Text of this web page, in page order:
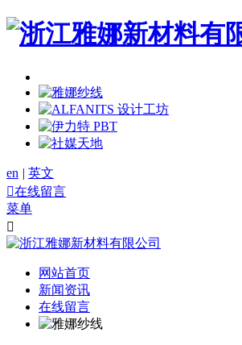
en | 英文
在线留言
菜单

网站首页
新闻资讯
在线留言